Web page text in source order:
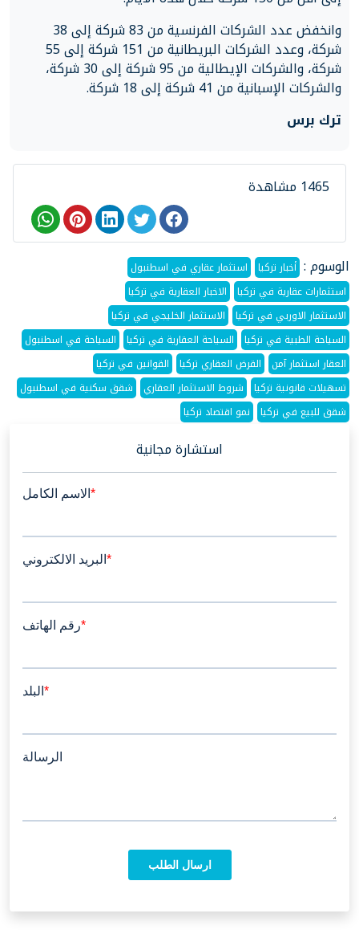
وانخفض عدد الشركات الفرنسية من 83 شركة إلى 38
شركة، وعدد الشركات البريطانية من 151 شركة إلى 55
شركة، والشركات الإيطالية من 95 شركة إلى 30 شركة،
والشركات الإسبانية من 41 شركة إلى 18 شركة.
ترك برس
1465 مشاهدة
الوسوم : أخبار تركيا
استثمار عقاري في اسطنبول
استثمارات عقارية في تركيا
الاخبار العقارية في تركيا
الاستثمار الاوربي في تركيا
الاستثمار الخليجي في تركيا
السياحة الطبية في تركيا
السياحة العقارية في تركيا
السياحة في اسطنبول
العقار استثمار آمن
القرض العقاري تركيا
القوانين في تركيا
تسهيلات قانونية تركيا
شروط الاستثمار العقاري
شقق سكنية في اسطنبول
شقق للبيع في تركيا
نمو اقتصاد تركيا
استشارة مجانية